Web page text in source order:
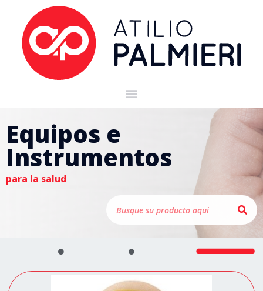
Equipos e
Instrumentos
para la salud